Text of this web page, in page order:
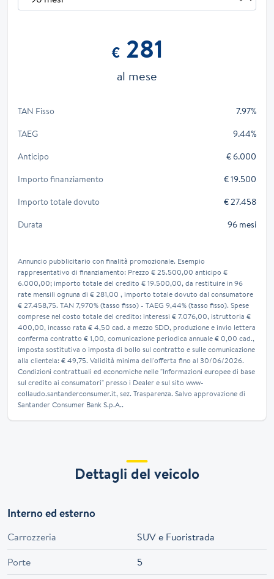
€281
al mese
TAN Fisso
7.97%
TAEG
9.44%
Anticipo
€ 6.000
Importo finanziamento
€ 19.500
Importo totale dovuto
€ 27.458
Durata
96 mesi
Annuncio pubblicitario con finalità promozionale. Esempio
rappresentativo di finanziamento: Prezzo € 25.500,00 anticipo €
6.000,00; importo totale del credito € 19.500,00, da restituire in 96
rate mensili ognuna di € 281,00 , importo totale dovuto dal consumatore
€ 27.458,75. TAN 7,970% (tasso fisso) - TAEG 9,44% (tasso fisso). Spese
comprese nel costo totale del credito: interessi € 7.076,00, istruttoria €
400,00, incasso rata € 4,50 cad. a mezzo SDD, produzione e invio lettera
conferma contratto € 1,00, comunicazione periodica annuale € 0,00 cad.,
imposta sostitutiva o imposta di bollo sul contratto e sulle comunicazione
alla clientela: € 49,75. Validità minima dell'offerta fino al 30/06/2026.
Condizioni contrattuali ed economiche nelle "Informazioni europee di base
sul credito ai consumatori" presso i Dealer e sul sito www-
collaudo.santanderconsumer.it, sez. Trasparenza. Salvo approvazione di
Santander Consumer Bank S.p.A..
Dettagli del veicolo
Interno ed esterno
Carrozzeria
SUV e Fuoristrada
Porte
5